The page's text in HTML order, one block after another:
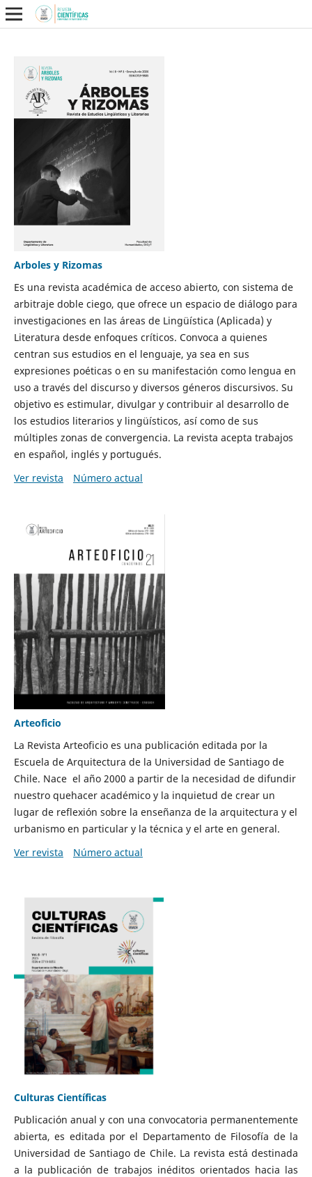
Arboles y Rizomas
Es una revista académica de acceso abierto, con sistema de
arbitraje doble ciego, que ofrece un espacio de diálogo para
investigaciones en las áreas de Lingüística (Aplicada) y
Literatura desde enfoques críticos. Convoca a quienes
centran sus estudios en el lenguaje, ya sea en sus
expresiones poéticas o en su manifestación como lengua en
uso a través del discurso y diversos géneros discursivos. Su
objetivo es estimular, divulgar y contribuir al desarrollo de
los estudios literarios y lingüísticos, así como de sus
múltiples zonas de convergencia. La revista acepta trabajos
en español, inglés y portugués.
Ver revista
Número actual
Arteoficio
La Revista Arteoficio es una publicación editada por la
Escuela de Arquitectura de la Universidad de Santiago de
Chile. Nace el año 2000 a partir de la necesidad de difundir
nuestro quehacer académico y la inquietud de crear un
lugar de reflexión sobre la enseñanza de la arquitectura y el
urbanismo en particular y la técnica y el arte en general.
Ver revista
Número actual
Culturas Científicas
Publicación anual y con una convocatoria permanentemente
abierta, es editada por el Departamento de Filosofía de la
Universidad de Santiago de Chile. La revista está destinada
a la publicación de trabajos inéditos orientados hacia las